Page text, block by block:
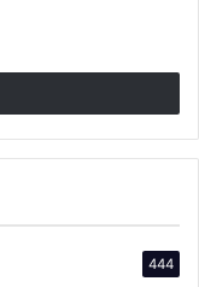
444